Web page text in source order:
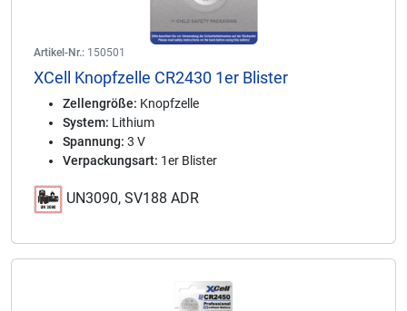
Artikel-Nr.: 150501
XCell Knopfzelle CR2430 1er Blister
Zellengröße: Knopfzelle
System: Lithium
Spannung: 3 V
Verpackungsart: 1er Blister
UN3090, SV188 ADR